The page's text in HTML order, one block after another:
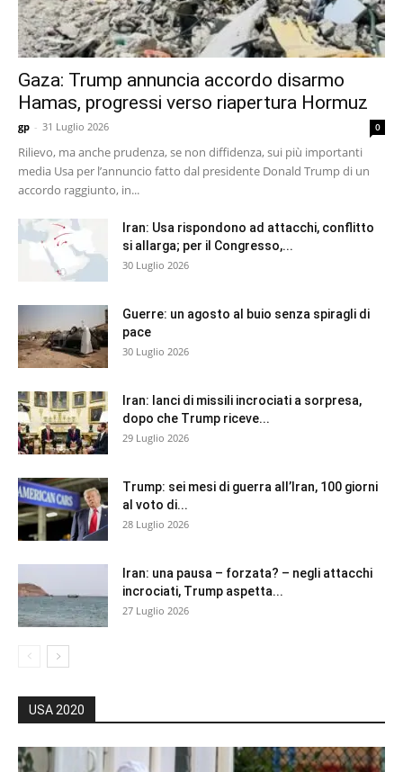
Gaza: Trump annuncia accordo disarmo
Hamas, progressi verso riapertura Hormuz
gp - 31 Luglio 2026 0
Rilievo, ma anche prudenza, se non diffidenza, sui più importanti
media Usa per l’annuncio fatto dal presidente Donald Trump di un
accordo raggiunto, in...
Iran: Usa rispondono ad attacchi, conflitto
si allarga; per il Congresso,...
30 Luglio 2026
Guerre: un agosto al buio senza spiragli di
pace
30 Luglio 2026
Iran: lanci di missili incrociati a sorpresa,
dopo che Trump riceve...
29 Luglio 2026
Trump: sei mesi di guerra all’Iran, 100 giorni
al voto di...
28 Luglio 2026
Iran: una pausa – forzata? – negli attacchi
incrociati, Trump aspetta...
27 Luglio 2026
USA 2020